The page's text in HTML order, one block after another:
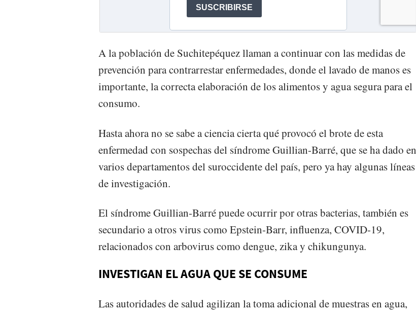
A la población de Suchitepéquez llaman a continuar con las medidas de
prevención para contrarrestar enfermedades, donde el lavado de manos es
importante, la correcta elaboración de los alimentos y agua segura para el
consumo.
Hasta ahora no se sabe a ciencia cierta qué provocó el brote de esta
enfermedad con sospechas del síndrome Guillian-Barré, que se ha dado en
varios departamentos del suroccidente del país, pero ya hay algunas líneas
de investigación.
El síndrome Guillian-Barré puede ocurrir por otras bacterias, también es
secundario a otros virus como Epstein-Barr, influenza, COVID-19,
relacionados con arbovirus como dengue, zika y chikungunya.
INVESTIGAN EL AGUA QUE SE CONSUME
Las autoridades de salud agilizan la toma adicional de muestras en agua,